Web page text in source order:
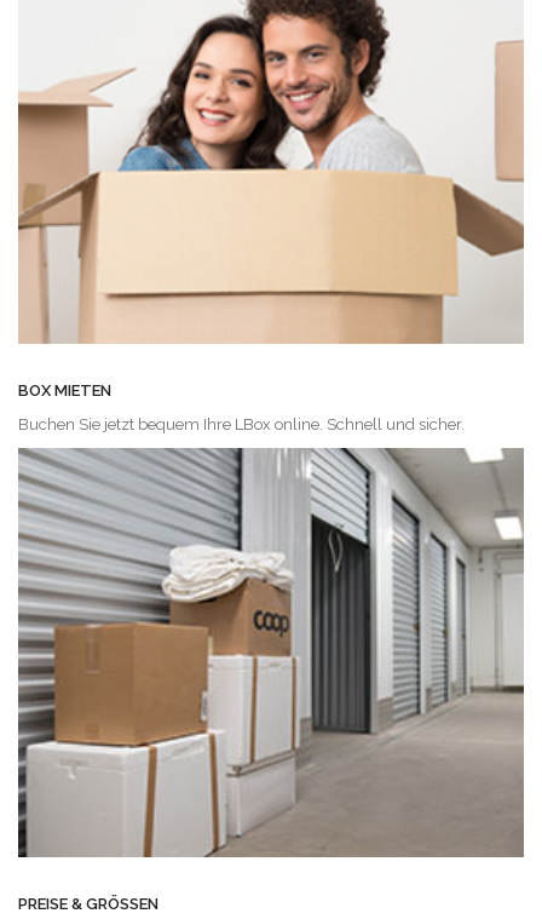
BOX MIETEN
Buchen Sie jetzt bequem Ihre LBox online. Schnell und sicher.
PREISE & GRÖSSEN